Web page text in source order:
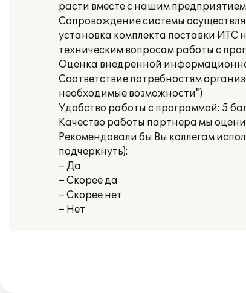
расти вместе с нашим
Сопровождение системы
установка комплекта поставки ИТС
техническим вопросам работы с
Оценка внедренной
Соответствие потребностям
необходимые возможности")
Удобство работы с программой: 5
Качество работы партнера мы
Рекомендовали бы Вы коллегам
подчеркнуть):
– Да
– Скорее да
– Скорее нет
– Нет